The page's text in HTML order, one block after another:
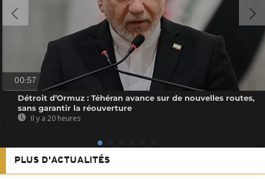
00:57
Détroit d’Ormuz : Téhéran avance sur de nouvelles routes,
sans garantir la réouverture
Il y a 20 heures
PLUS D'ACTUALITÉS